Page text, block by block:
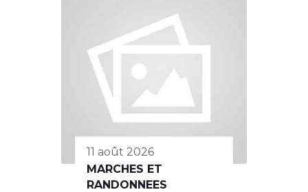
11 août 2026
MARCHES ET
RANDONNEES